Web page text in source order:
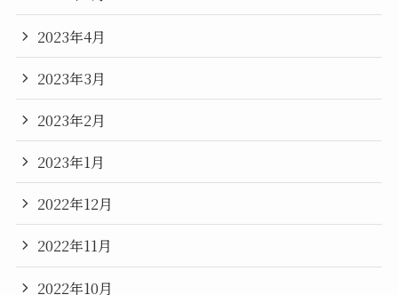
2023年4月
2023年3月
2023年2月
2023年1月
2022年12月
2022年11月
2022年10月